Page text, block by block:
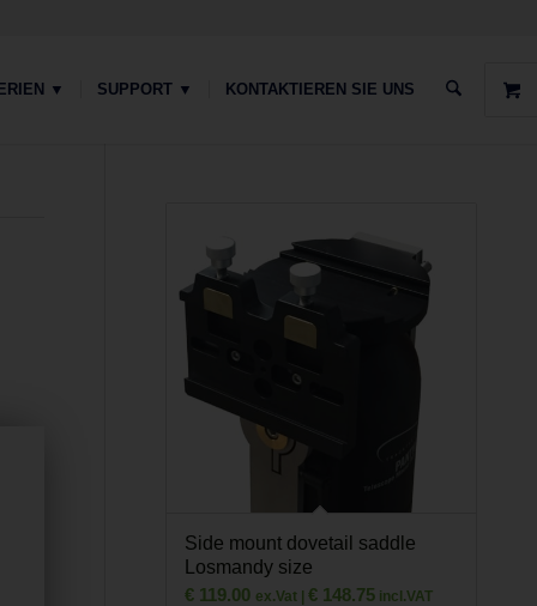
▼ SUPPORT ▼ KONTAKTIEREN SIE UNS
Side mount dovetail saddle
Losmandy size
€ 119.00 ex.Vat | € 148.75 incl.VAT